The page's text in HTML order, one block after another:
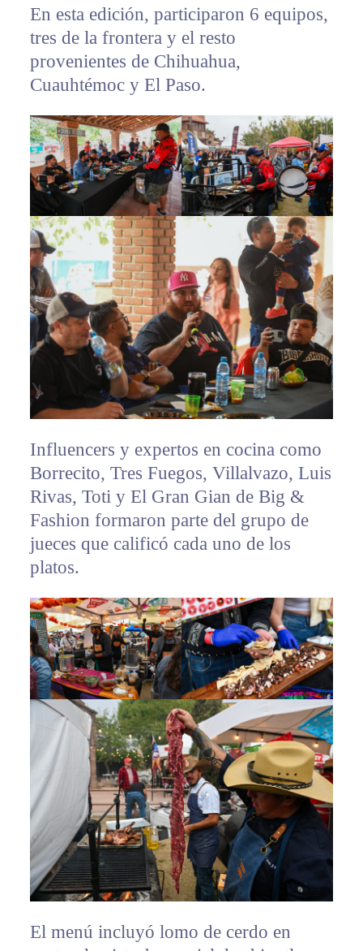
En esta edición, participaron 6 equipos,
tres de la frontera y el resto
provenientes de Chihuahua,
Cuauhtémoc y El Paso.
Influencers y expertos en cocina como
Borrecito, Tres Fuegos, Villalvazo, Luis
Rivas, Toti y El Gran Gian de Big &
Fashion formaron parte del grupo de
jueces que calificó cada uno de los
platos.
El menú incluyó lomo de cerdo en